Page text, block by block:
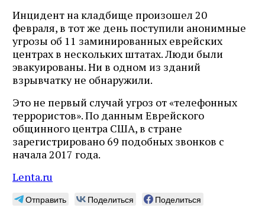
Инцидент на кладбище произошел 20
февраля, в тот же день поступили анонимные
угрозы об 11 заминированных еврейских
центрах в нескольких штатах. Люди были
эвакуированы. Ни в одном из зданий
взрывчатку не обнаружили.
Это не первый случай угроз от «телефонных
террористов». По данным Еврейского
общинного центра США, в стране
зарегистрировано 69 подобных звонков с
начала 2017 года.
Lenta.ru
Отправить Поделиться
Поделиться